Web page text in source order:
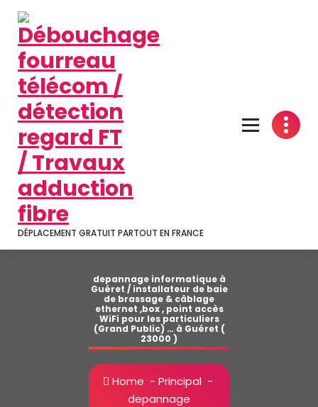
contenu
DÉPLACEMENT GRATUIT PARTOUT EN FRANCE
depannage informatique à
Guéret / installateur de baie
de brassage & câblage
ethernet ,box , point accès
WiFi pour les particuliers
(Grand Public) … à Guéret (
23000 )
Home - Principal-
depannage